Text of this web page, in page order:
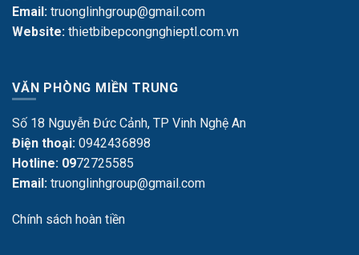
Email: truonglinhgroup@gmail.com
Website: thietbibepcongnghieptl.com.vn
VĂN PHÒNG MIỀN TRUNG
Số 18 Nguyễn Đức Cảnh, TP Vinh Nghệ An
Điện thoại: 0942436898
Hotline: 0972725585
Email: truonglinhgroup@gmail.com
Chính sách hoàn tiền